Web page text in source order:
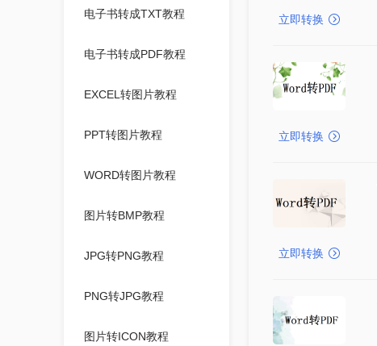
电子书转成TXT教程
电子书转成PDF教程
EXCEL转图片教程
PPT转图片教程
WORD转图片教程
图片转BMP教程
JPG转PNG教程
PNG转JPG教程
图片转ICON教程
立即转换
立即转换
立即转换